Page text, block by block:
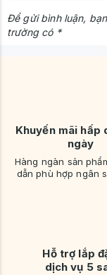
Để gửi bình luận,
trường có *
Khuyến mãi hấp
ngày
Hàng ngàn sản
dẫn phù hợp ngân
Hỗ trợ lắp
dịch vụ 5